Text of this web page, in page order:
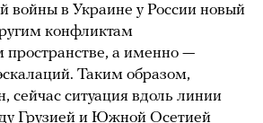
войны в Украине у России новый
конфликтам
пространстве, а именно —
Таким образом,
сейчас ситуация вдоль линии
Грузией и Южной Осетией